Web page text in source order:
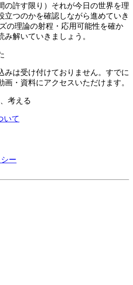
の許す限り）それが今日の世界を理
立つのかを確認しながら進めていき
の理論の射程・応用可能性を確か
解いていきましょう。
みは受け付けておりません。すでに
画・資料にアクセスいただけます。
考える
いて
ー